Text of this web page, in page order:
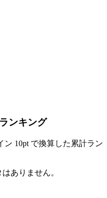
ンキング
ン 10pt で換算した累計ラン
ありません。